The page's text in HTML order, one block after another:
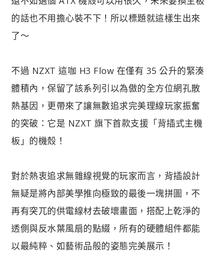
的話也不用擔心裝不下！所以標題就這樣生出來
了～
不過 NZXT 這咖 H3 Flow 在僅有 35 公升的緊湊
體積內，保留了該系列引以為傲的全方位網孔散
熱基因，更帶來了讓無數追求完美理線玩家振奮
的突破：它是 NZXT 旗下首款支援「背插式主機
板」的機殼！
對於熱衷追求無雜線視覺的玩家而言，背插設計
無疑是將內部美學推向極致的最後一塊拼圖，不
再有突兀的供電線材去破壞畫面，搭配上乾淨的
透側與反水葉風扇的點綴，所有的硬體組件都能
以最純粹、如藝術品般的姿態完美展示！